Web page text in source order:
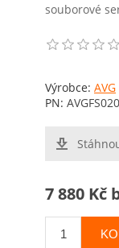
souborové
Výrobce: AVG
PN:
7 880 Kč